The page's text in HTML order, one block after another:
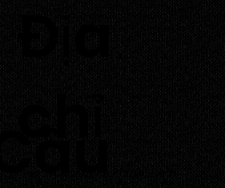
​Địa
chỉ
Thôn Tuấn Tú, Xã Phước Dinh,